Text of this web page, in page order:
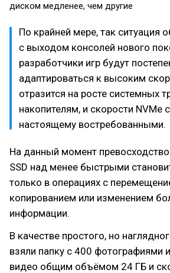
диском медленее, чем другие
По крайней мере, так ситуация
с выходом консолей нового
разработчики игр будут
адаптироваться к высоким
отразится на росте системных
накопителям, и скорости NVMe
настоящему востребованными.
На данный момент
SSD над менее быстрыми
только в операциях с
копированием или изменением
информации.
В качестве простого, но
взяли папку с 400 фотографиями
видео общим объёмом 24 ГБ и